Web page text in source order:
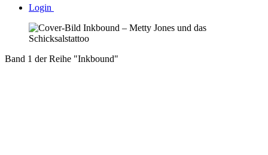
Login
Band 1 der Reihe "Inkbound"